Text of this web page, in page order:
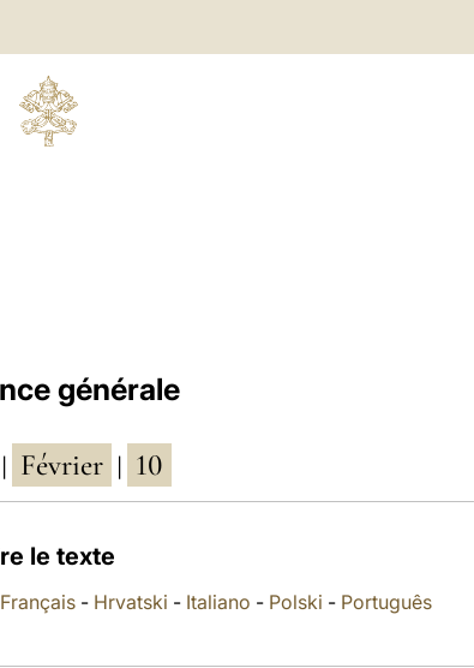
générale
Février 10
le texte
Français- Hrvatski - Italiano - Polski - Português